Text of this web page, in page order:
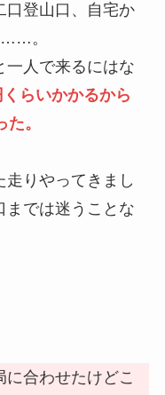
口登山口、自宅か
……。
一人で来るにはな
らいかかるから
。
りやってきまし
までは迷うことな
合わせたけどこ